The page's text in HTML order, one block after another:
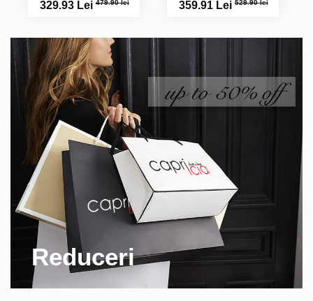
329.93 Lei479.90 lei 359.91 Lei529.90 lei
Reduceri